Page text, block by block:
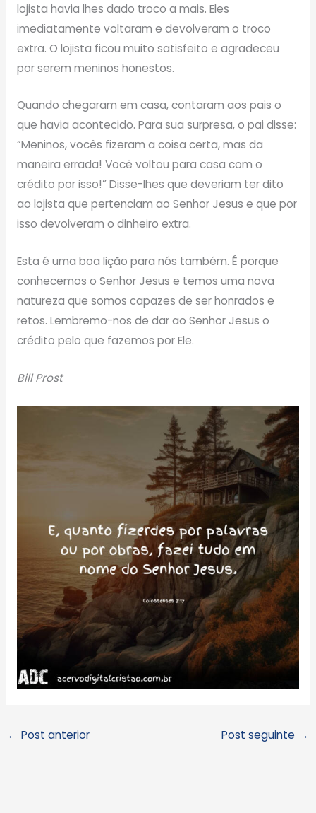
lojista havia lhes dado troco a mais. Eles
imediatamente voltaram e devolveram o troco
extra. O lojista ficou muito satisfeito e agradeceu
por serem meninos honestos.
Quando chegaram em casa, contaram aos pais o
que havia acontecido. Para sua surpresa, o pai disse:
“Meninos, vocês fizeram a coisa certa, mas da
maneira errada! Você voltou para casa com o
crédito por isso!” Disse-lhes que deveriam ter dito
ao lojista que pertenciam ao Senhor Jesus e que por
isso devolveram o dinheiro extra.
Esta é uma boa lição para nós também. É porque
conhecemos o Senhor Jesus e temos uma nova
natureza que somos capazes de ser honrados e
retos. Lembremo-nos de dar ao Senhor Jesus o
crédito pelo que fazemos por Ele.
Bill Prost
← Post anterior Post seguinte →